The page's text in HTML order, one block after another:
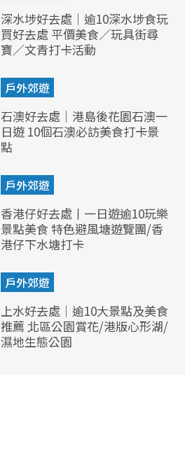
深水埗好去處｜逾10深水埗食玩
買好去處 平價美食／玩具街尋
寶／文青打卡活動
戶外郊遊
石澳好去處｜港島後花園石澳一
日遊 10個石澳必訪美食打卡景
點
戶外郊遊
香港仔好去處丨一日遊逾10玩樂
景點美食 特色避風塘遊覽團/香
港仔下水塘打卡
戶外郊遊
上水好去處｜逾10大景點及美食
推薦 北區公園賞花/港版心形湖/
濕地生態公園